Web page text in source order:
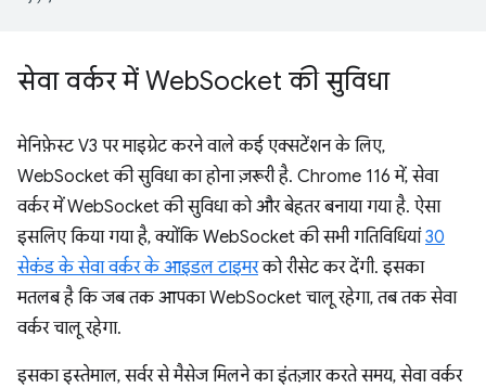
सेवा वर्कर में WebSocket की सुविधा
मेनिफ़ेस्ट V3 पर माइग्रेट करने वाले कई एक्सटेंशन के लिए,
WebSocket की सुविधा का होना ज़रूरी है. Chrome 116 में, सेवा
वर्कर में WebSocket की सुविधा को और बेहतर बनाया गया है. ऐसा
इसलिए किया गया है, क्योंकि WebSocket की सभी गतिविधियां30
सेकंड के सेवा वर्कर के आइडल टाइमरको रीसेट कर देंगी. इसका
मतलब है कि जब तक आपका WebSocket चालू रहेगा, तब तक सेवा
वर्कर चालू रहेगा.
इसका इस्तेमाल, सर्वर से मैसेज मिलने का इंतज़ार करते समय, सेवा वर्कर